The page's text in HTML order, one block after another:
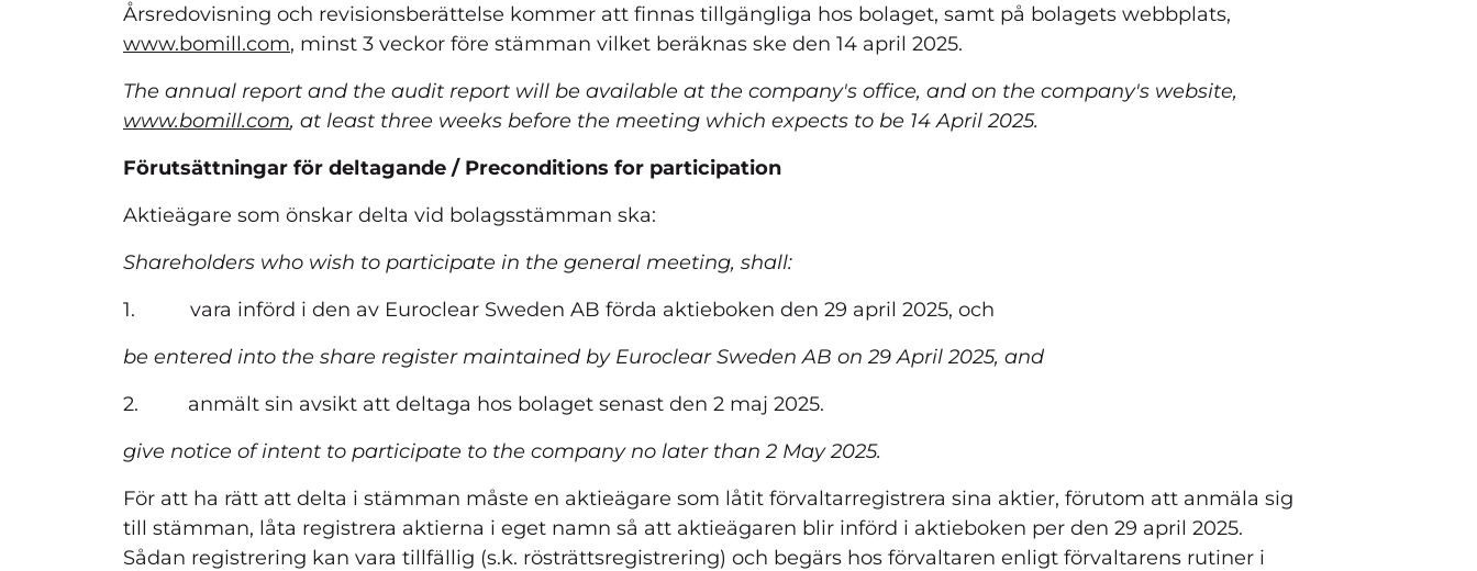
Årsredovisning och revisionsberättelse kommer att finnas tillgängliga hos bolaget, samt på bolagets webbplats,
www.bomill.com, minst 3 veckor före stämman vilket beräknas ske den 14 april 2025.
The annual report and the audit report will be available at the company's office, and on the company's website,
www.bomill.com, at least three weeks before the meeting which expects to be 14 April 2025.
Förutsättningar för deltagande / Preconditions for participation
Aktieägare som önskar delta vid bolagsstämman ska:
Shareholders who wish to participate in the general meeting, shall:
1. vara införd i den av Euroclear Sweden AB förda aktieboken den 29 april 2025, och
be entered into the share register maintained by Euroclear Sweden AB on 29 April 2025, and
2. anmält sin avsikt att deltaga hos bolaget senast den 2 maj 2025.
give notice of intent to participate to the company no later than 2 May 2025.
För att ha rätt att delta i stämman måste en aktieägare som låtit förvaltarregistrera sina aktier, förutom att anmäla sig
till stämman, låta registrera aktierna i eget namn så att aktieägaren blir införd i aktieboken per den 29 april 2025.
Sådan registrering kan vara tillfällig (s.k. rösträttsregistrering) och begärs hos förvaltaren enligt förvaltarens rutiner i